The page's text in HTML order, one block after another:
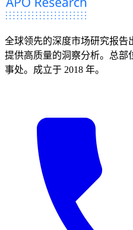
全球领先的深度市场研究报告
提供高质量的洞察分析。总部
事处。成立于 2018 年。